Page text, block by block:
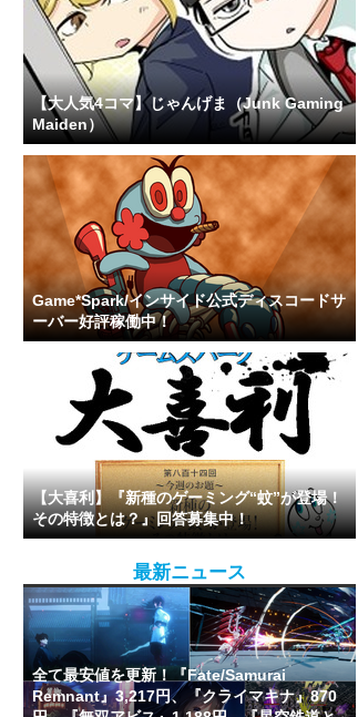
【大人気4コマ】じゃんげま（Junk Gaming
Maiden）
Game*Spark/インサイド公式ディスコードサ
ーバー好評稼働中！
【大喜利】『新種のゲーミング“蚊”が登場！
その特徴とは？』回答募集中！
最新ニュース
全て最安値を更新！『Fate/Samurai
Remnant』3,217円、『クライマキナ』870